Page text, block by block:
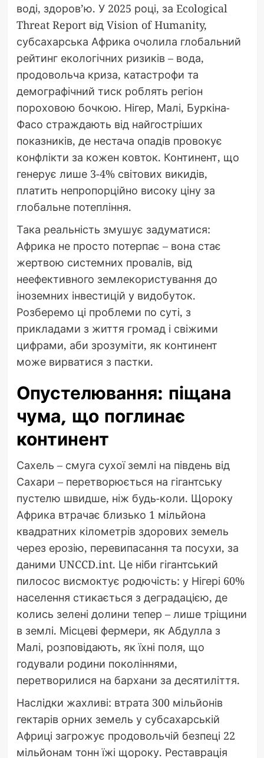
воді, здоров’ю. У 2025 році, за Ecological
Threat Report від Vision of Humanity,
субсахарська Африка очолила глобальний
рейтинг екологічних ризиків – вода,
продовольча криза, катастрофи та
демографічний тиск роблять регіон
пороховою бочкою. Нігер, Малі, Буркіна-
Фасо страждають від найгостріших
показників, де нестача опадів провокує
конфлікти за кожен ковток. Континент, що
генерує лише 3-4% світових викидів,
платить непропорційно високу ціну за
глобальне потепління.
Така реальність змушує задуматися:
Африка не просто потерпає – вона стає
жертвою системних провалів, від
неефективного землекористування до
іноземних інвестицій у видобуток.
Розберемо ці проблеми по суті, з
прикладами з життя громад і свіжими
цифрами, аби зрозуміти, як континент
може вирватися з пастки.
Опустелювання: піщана
чума, що поглинає
континент
Сахель – смуга сухої землі на південь від
Сахари – перетворюється на гігантську
пустелю швидше, ніж будь-коли. Щороку
Африка втрачає близько 1 мільйона
квадратних кілометрів здорових земель
через ерозію, перевипасання та посухи, за
даними UNCCD.int. Це ніби гігантський
пилосос висмоктує родючість: у Нігері 60%
населення стикається з деградацією, де
колись зелені долини тепер – лише тріщини
в землі. Місцеві фермери, як Абдулла з
Малі, розповідають, як їхні поля, що
годували родини поколіннями,
перетворилися на бархани за десятиліття.
Наслідки жахливі: втрата 300 мільйонів
гектарів орних земель у субсахарській
Африці загрожує продовольчій безпеці 22
мільйонам тонн їжі щороку. Реставрація